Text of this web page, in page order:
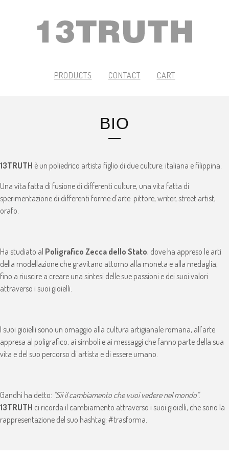
PRODUCTS CONTACT CART
BIO
13TRUTH è un poliedrico artista figlio di due culture: italiana e filippina.
Una vita fatta di fusione di differenti culture, una vita fatta di
sperimentazione di differenti forme d'arte: pittore, writer, street artist,
orafo.
Ha studiato al Poligrafico Zecca dello Stato, dove ha appreso le arti
della modellazione che gravitano attorno alla moneta e alla medaglia,
fino a riuscire a creare una sintesi delle sue passioni e dei suoi valori
attraverso i suoi gioielli.
I suoi gioielli sono un omaggio alla cultura artigianale romana, all'arte
appresa al poligrafico, ai simboli e ai messaggi che fanno parte della sua
vita e del suo percorso di artista e di essere umano.
Gandhi ha detto: "Sii il cambiamento che vuoi vedere nel mondo".
13TRUTH ci ricorda il cambiamento attraverso i suoi gioielli, che sono la
rappresentazione del suo hashtag: #trasforma.